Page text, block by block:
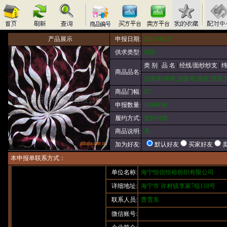
产品展示 申报日期: 2013-06-25
供求类型: 供应
商品品名:
类 别 品 名 经线/面纱纱支
沙发布/墙布,沙发布,待定,待定,
商品门幅: 57"
申报数量: 100000米
履约方式: 货到付款
商品说明: 无
加为好友:
默认好友 买家好友
本申报单联系方式：
单位名称: 海宁恒信恒裕纺织有限公司
详细地址: 海宁市 许村镇李家7组118号
联系人员: 曹雪东
微信账号: